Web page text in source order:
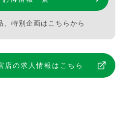
、特別企画はこちらから
店の求人情報はこちら